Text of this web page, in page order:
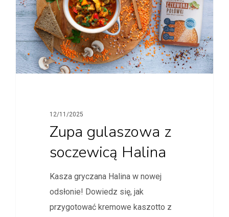
12/11/2025
Zupa gulaszowa z
soczewicą Halina
Kasza gryczana Halina w nowej
odsłonie! Dowiedz się, jak
przygotować kremowe kaszotto z